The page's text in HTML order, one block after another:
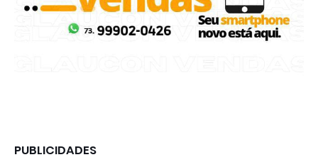
PUBLICIDADES